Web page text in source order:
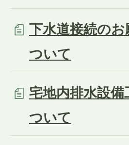
下水道接続の
ついて
宅地内排水設備
ついて